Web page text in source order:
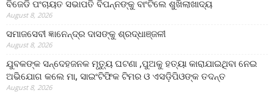
ବିଜେଡି ପଂଚାୟତ ସଭାପତି ବିପନ୍ନଙ୍କୁ ବାଂଟିଲେ ଶୁଖିଲାଖାଦ୍ୟ
August 8, 2026
ସମାଜସେବୀ ଜ୍ଞାନେନ୍ଦ୍ର ଦାସଙ୍କୁ ଶ୍ରଦ୍ଧାଞ୍ଜଳୀ
August 8, 2026
ଯୁବକଙ୍କ ସନ୍ଦେହଜନକ ମୃତ୍ୟୁ ଘଟଣା ,ପୁଅକୁ ହତ୍ୟା କାରାଯାଇଥିବା ନେଇ
ଅଭିଯୋଗ କଲେ ମା, ସାଇଂଟିଫିକ ଟିମର ଓ ଏସଡ଼ିପିଓଙ୍କ ତଦନ୍ତ
August 8, 2026